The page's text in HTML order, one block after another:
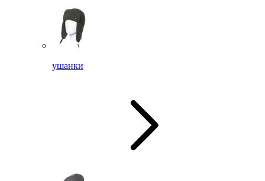
ушанки